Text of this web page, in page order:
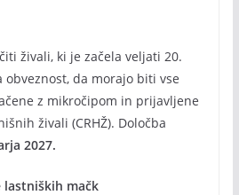
živali, ki je začela veljati 20.
obveznost, da morajo biti vse
z mikročipom in prijavljene
živali (CRHŽ). Določba
2027.
mačk